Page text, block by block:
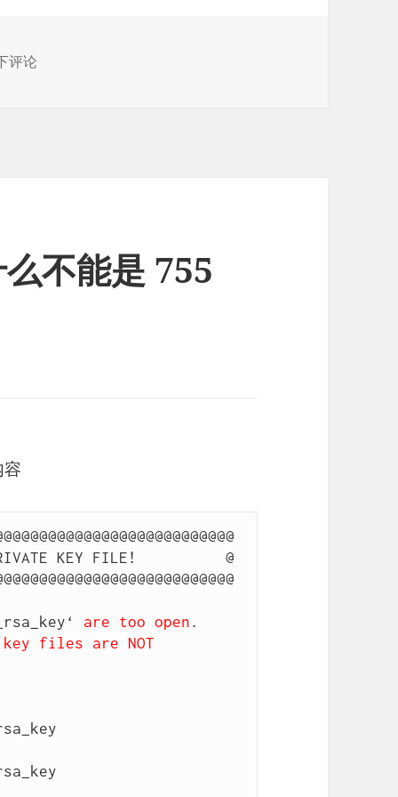
下如何结束进程
评论
不能是 755
KEY FILE!          @
are too open
files are NOT